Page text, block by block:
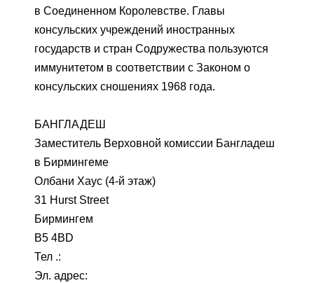
в Соединенном Королевстве. Главы
консульских учреждений иностранных
государств и стран Содружества пользуются
иммунитетом в соответствии с Законом о
консульских сношениях 1968 года.
БАНГЛАДЕШ
Заместитель Верховной комиссии Бангладеш
в Бирмингеме
Олбани Хаус (4-й этаж)
31 Hurst Street
Бирмингем
B5 4BD
Тел .:
Эл. адрес: